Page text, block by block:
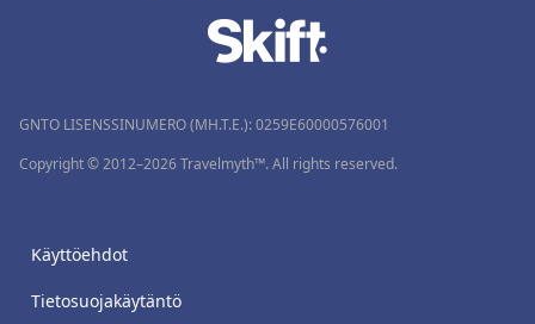
GNTO LISENSSINUMERO (MH.T.E.): 0259Ε60000576001
Copyright © 2012–2026 Travelmyth™. All rights reserved.
Käyttöehdot
Tietosuojakäytäntö